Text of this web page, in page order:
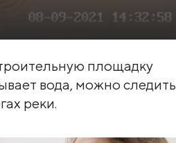
площадку
вода, можно следить
реки.